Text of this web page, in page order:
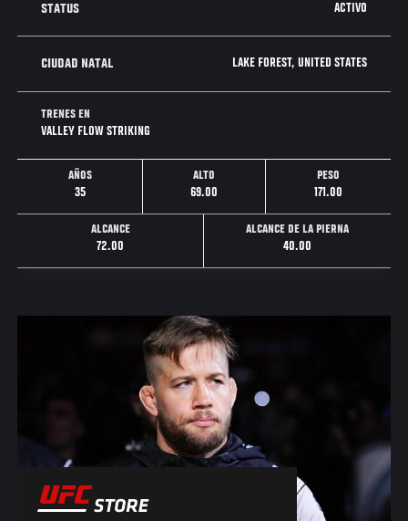
STATUS ACTIVO
CIUDAD NATAL LAKE FOREST, UNITED STATES
TRENES EN
VALLEY FLOW STRIKING
AÑOS
35
ALTO
69.00
PESO
171.00
ALCANCE
72.00
ALCANCE DE LA PIERNA
40.00